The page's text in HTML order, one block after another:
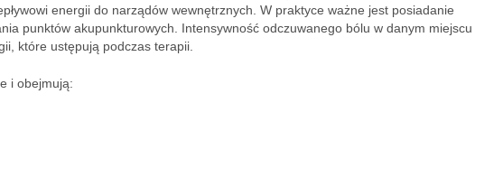
energii do narządów wewnętrznych. W praktyce ważne jest posiadanie
punktów akupunkturowych. Intensywność odczuwanego bólu w danym miejscu
które ustępują podczas terapii.
i obejmują: